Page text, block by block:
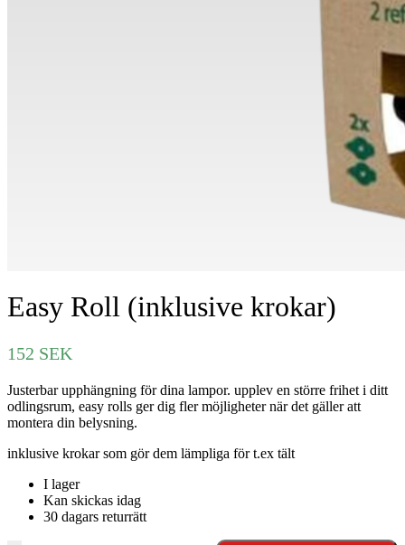
Easy Roll (inklusive krokar)
152 SEK
Justerbar upphängning för dina lampor. upplev en större frihet i ditt
odlingsrum, easy rolls ger dig fler möjligheter när det gäller att
montera din belysning.
inklusive krokar som gör dem lämpliga för t.ex tält
I lager
Kan skickas idag
30 dagars returrätt